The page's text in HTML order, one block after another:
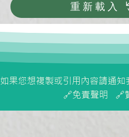
全身的傷害機制、臨
重新載入
如果您想複製或引用內容請通知
🔗免責聲明 🔗